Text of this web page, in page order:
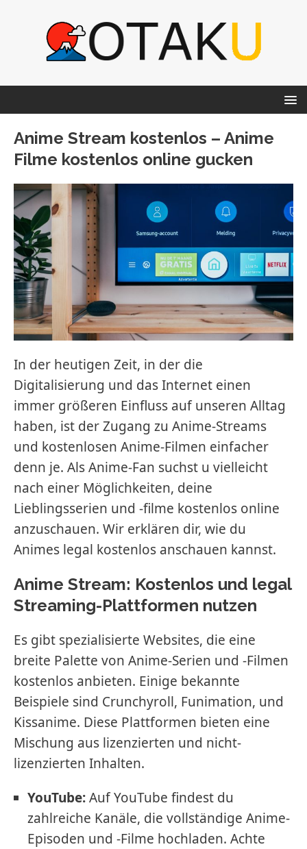
Anime Stream kostenlos – Anime
Filme kostenlos online gucken
In der heutigen Zeit, in der die
Digitalisierung und das Internet einen
immer größeren Einfluss auf unseren Alltag
haben, ist der Zugang zu Anime-Streams
und kostenlosen Anime-Filmen einfacher
denn je. Als Anime-Fan suchst u vielleicht
nach einer Möglichkeiten, deine
Lieblingsserien und -filme kostenlos online
anzuschauen. Wir erklären dir, wie du
Animes legal kostenlos anschauen kannst.
Anime Stream: Kostenlos und legal
Streaming-Plattformen nutzen
Es gibt spezialisierte Websites, die eine
breite Palette von Anime-Serien und -Filmen
kostenlos anbieten. Einige bekannte
Beispiele sind Crunchyroll, Funimation, und
Kissanime. Diese Plattformen bieten eine
Mischung aus lizenzierten und nicht-
lizenzierten Inhalten.
YouTube:Auf YouTube findest du
zahlreiche Kanäle, die vollständige Anime-
Episoden und -Filme hochladen. Achte